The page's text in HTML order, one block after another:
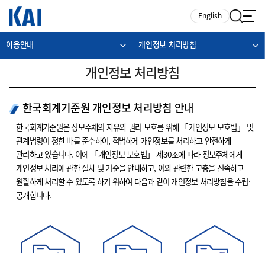
English
이용안내 개인정보 처리방침
개인정보 처리방침
한국회계기준원 개인정보 처리방침 안내
한국회계기준원은 정보주체의 자유와 권리 보호를 위해 「개인정보 보호법」 및
관계법령이 정한 바를 준수하여, 적법하게 개인정보를 처리하고 안전하게
관리하고 있습니다. 이에 「개인정보 보호법」 제30조에 따라 정보주체에게
개인정보 처리에 관한 절차 및 기준을 안내하고, 이와 관련한 고충을 신속하고
원활하게 처리할 수 있도록 하기 위하여 다음과 같이 개인정보 처리방침을 수립·
공개합니다.